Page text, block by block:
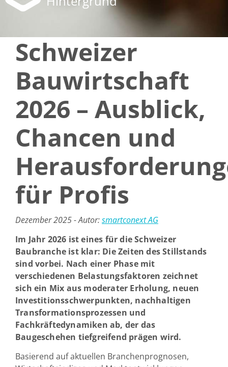
Schweizer
Bauwirtschaft
2026 – Ausblick,
Chancen und
für Profis
Dezember 2025 - Autor:smartconext AG
Im Jahr 2026 ist eines für die Schweizer
Baubranche ist klar: Die Zeiten des Stillstands
sind vorbei. Nach einer Phase mit
verschiedenen Belastungsfaktoren zeichnet
sich ein Mix aus moderater Erholung, neuen
Investitionsschwerpunkten, nachhaltigen
Transformationsprozessen und
Fachkräftedynamiken ab, der das
Baugeschehen tiefgreifend prägen wird.
Basierend auf aktuellen Branchenprognosen,